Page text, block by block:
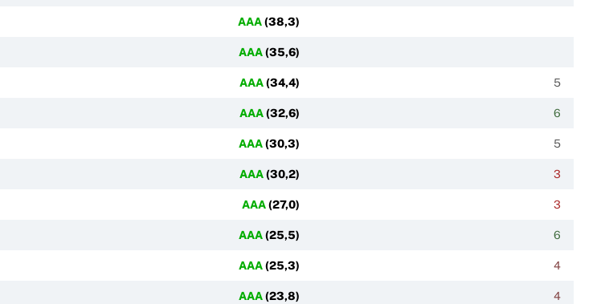
AAA(38,3)
AAA(35,6)
AAA(34,4) 5
AAA(32,6) 6
AAA(30,3) 5
AAA(30,2) 3
AAA(27,0) 3
AAA(25,5) 6
AAA(25,3) 4
AAA(23,8) 4